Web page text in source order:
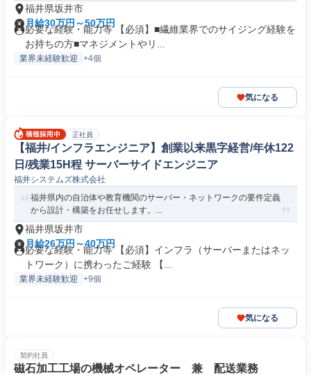
福井県坂井市
月給30万円～50万円
必要な経験・能力等 【必須】■繊維業界でのサイジング経験を
お持ちの方■マネジメントやリ...
業界未経験歓迎 +4個
気になる
正社員
【福井/インフラエンジニア】創業以来黒字経営/年休122
日/残業15H程 サーバーサイドエンジニア
福井システムズ株式会社
福井県内の自治体や教育機関のサーバー・ネットワークの要件定義
から設計・構築をお任せします。...
福井県坂井市
月給26万円～40万円
必要な経験・能力等 【必須】インフラ（サーバーまたはネッ
トワーク）に携わったご経験 【...
業界未経験歓迎 +9個
気になる
契約社員
磁石加工工場の機械オペレーター 兼 配送業務